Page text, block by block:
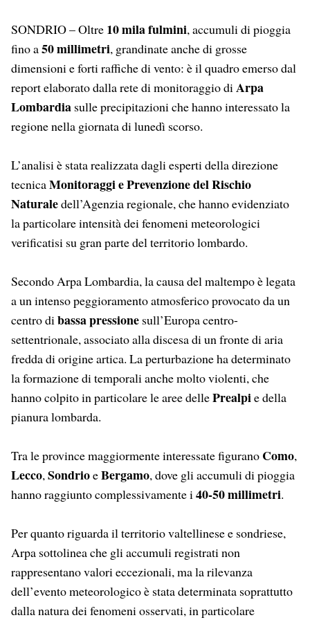
SONDRIO – Oltre 10 mila fulmini, accumuli di pioggia
fino a50 millimetri, grandinate anche di grosse
dimensioni e forti raffiche di vento: è il quadro emerso dal
report elaborato dalla rete di monitoraggio di Arpa
Lombardia sulle precipitazioni che hanno interessato la
regione nella giornata di lunedì scorso.
L’analisi è stata realizzata dagli esperti della direzione
tecnicaMonitoraggi e Prevenzione del Rischio
Naturaledell’Agenzia regionale, che hanno evidenziato
la particolare intensità dei fenomeni meteorologici
verificatisi su gran parte del territorio lombardo.
Secondo Arpa Lombardia, la causa del maltempo è legata
a un intenso peggioramento atmosferico provocato da un
centro di bassa pressione sull’Europa centro-
settentrionale, associato alla discesa di un fronte di aria
fredda di origine artica. La perturbazione ha determinato
la formazione di temporali anche molto violenti, che
hanno colpito in particolare le aree dellePrealpie della
pianura lombarda.
Tra le province maggiormente interessate figurano Como,
Lecco, SondrioeBergamo, dove gli accumuli di pioggia
hanno raggiunto complessivamente i 40-50 millimetri.
Per quanto riguarda il territorio valtellinese e sondriese,
Arpa sottolinea che gli accumuli registrati non
rappresentano valori eccezionali, ma la rilevanza
dell’evento meteorologico è stata determinata soprattutto
dalla natura dei fenomeni osservati, in particolare